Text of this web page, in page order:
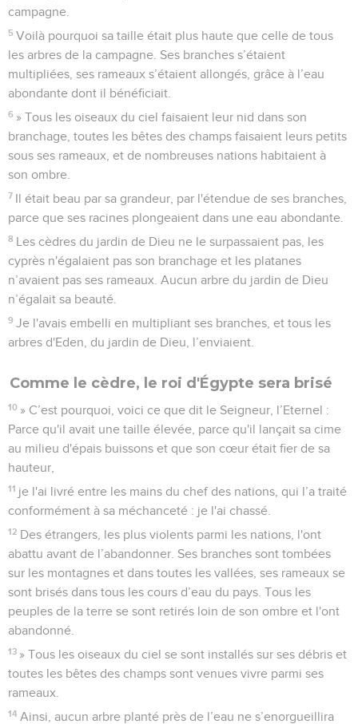
campagne.
5 Voilà pourquoi sa taille était plus haute que celle de tous
les arbres de la campagne. Ses branches s’étaient
multipliées, ses rameaux s’étaient allongés, grâce à l’eau
abondante dont il bénéficiait.
6 » Tous les oiseaux du ciel faisaient leur nid dans son
branchage, toutes les bêtes des champs faisaient leurs petits
sous ses rameaux, et de nombreuses nations habitaient à
son ombre.
7 Il était beau par sa grandeur, par l'étendue de ses branches,
parce que ses racines plongeaient dans une eau abondante.
8 Les cèdres du jardin de Dieu ne le surpassaient pas, les
cyprès n'égalaient pas son branchage et les platanes
n’avaient pas ses rameaux. Aucun arbre du jardin de Dieu
n’égalait sa beauté.
9 Je l'avais embelli en multipliant ses branches, et tous les
arbres d'Eden, du jardin de Dieu, l’enviaient.
Comme le cèdre, le roi d'Égypte sera brisé
10 » C’est pourquoi, voici ce que dit le Seigneur, l’Eternel :
Parce qu'il avait une taille élevée, parce qu'il lançait sa cime
au milieu d'épais buissons et que son cœur était fier de sa
hauteur,
11 je l'ai livré entre les mains du chef des nations, qui l’a traité
conformément à sa méchanceté : je l'ai chassé.
12 Des étrangers, les plus violents parmi les nations, l'ont
abattu avant de l’abandonner. Ses branches sont tombées
sur les montagnes et dans toutes les vallées, ses rameaux se
sont brisés dans tous les cours d’eau du pays. Tous les
peuples de la terre se sont retirés loin de son ombre et l'ont
abandonné.
13 » Tous les oiseaux du ciel se sont installés sur ses débris et
toutes les bêtes des champs sont venues vivre parmi ses
rameaux.
14 Ainsi, aucun arbre planté près de l’eau ne s’enorgueillira